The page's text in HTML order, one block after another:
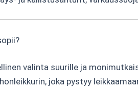
renkaat takaavat hyvän
myös sateella
ja GSM